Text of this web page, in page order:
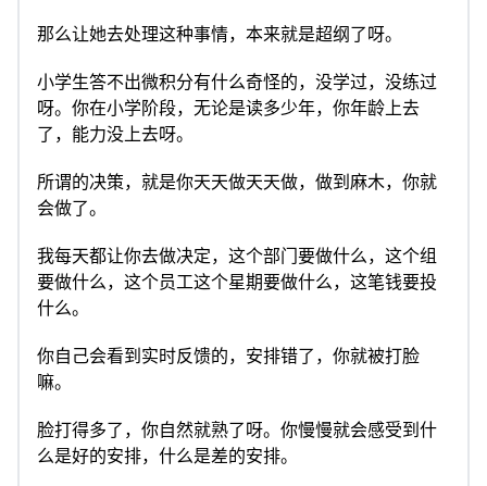
那么让她去处理这种事情，本来就是超纲了呀。
小学生答不出微积分有什么奇怪的，没学过，没练过
呀。你在小学阶段，无论是读多少年，你年龄上去
了，能力没上去呀。
所谓的决策，就是你天天做天天做，做到麻木，你就
会做了。
我每天都让你去做决定，这个部门要做什么，这个组
要做什么，这个员工这个星期要做什么，这笔钱要投
什么。
你自己会看到实时反馈的，安排错了，你就被打脸
嘛。
脸打得多了，你自然就熟了呀。你慢慢就会感受到什
么是好的安排，什么是差的安排。